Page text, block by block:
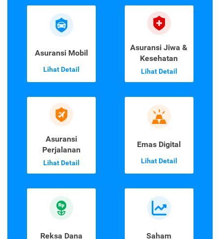
Asuransi Mobil
Lihat Detail
Asuransi Jiwa &
Kesehatan
Lihat Detail
Asuransi
Perjalanan
Lihat Detail
Emas Digital
Lihat Detail
Reksa Dana Saham